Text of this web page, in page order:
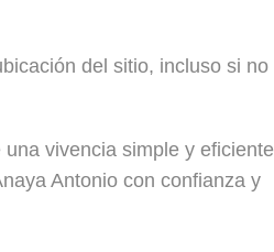
del sitio, incluso si no
vivencia simple y eficiente
Antonio con confianza y